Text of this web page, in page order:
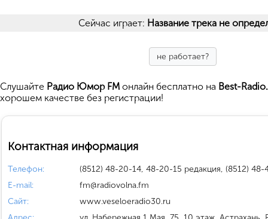
Сейчас играет: Название трека не
не работает?
Cлушайте Радио Юмор FM онлайн бесплатно на Best-
хорошем качестве без регистрации!
Контактная информация
Телефон:
(8512) 48-20-14, 48-20-15 редакция, (8512) 48-
E-mail:
fm@radiovolna.fm
Сайт:
www.veseloeradio30.ru